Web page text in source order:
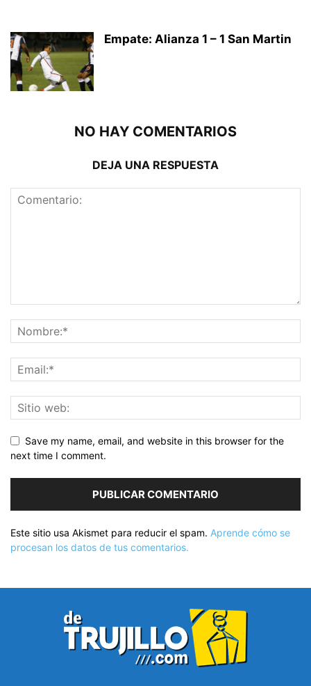
Empate: Alianza 1 – 1 San Martin
NO HAY COMENTARIOS
DEJA UNA RESPUESTA
Save my name, email, and website in this browser for the
next time I comment.
Este sitio usa Akismet para reducir el spam. Aprende cómo se
procesan los datos de tus comentarios.